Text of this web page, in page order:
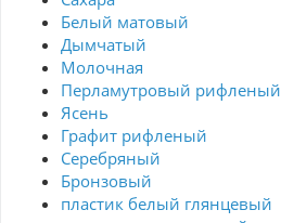
Белый матовый
Дымчатый
Молочная
Перламутровый рифленый
Ясень
Графит рифленый
Серебряный
Бронзовый
пластик белый глянцевый